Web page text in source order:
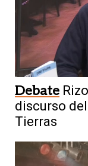
Debate
discurso
Tierras